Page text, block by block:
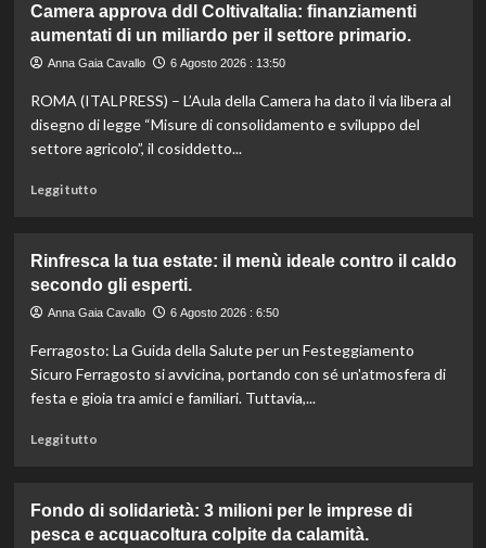
Mortadella
ritirata:
rischio
scopri
quali
marche
Camera approva ddl ColtivaItalia: finanziamenti
aumentati di un miliardo per il settore primario.
Anna Gaia Cavallo 6 Agosto 2026 : 13:50
ROMA (ITALPRESS) – L’Aula della Camera ha dato il via libera al
disegno di legge “Misure di consolidamento e sviluppo del
settore agricolo”, il cosiddetto...
Leggi tuttoLeggi
Camera
approva
ddl
finanziamenti
aumentati
di
primario.
Rinfresca la tua estate: il menù ideale contro il caldo
secondo gli esperti.
Anna Gaia Cavallo 6 Agosto 2026 : 6:50
Ferragosto: La Guida della Salute per un Festeggiamento
Sicuro Ferragosto si avvicina, portando con sé un'atmosfera di
festa e gioia tra amici e familiari. Tuttavia,...
Leggi tuttoLeggi
Rinfresca
la
Fondo di solidarietà: 3 milioni per le imprese di
pesca e acquacoltura colpite da calamità.